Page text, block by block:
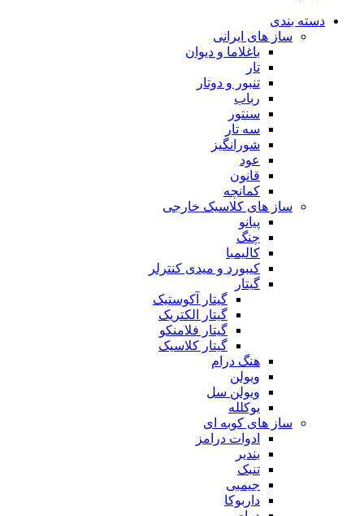
دسته بندی
ساز های ایرانی
باغلاما و دیوان
تار
تنبور و دوتار
رباب
سنتور
سه تار
شورانگیز
عود
قانون
کمانچه
ساز های کلاسیک خارجی
پیانو
چنگ
کالیمبا
کیبورد و میدی کنترلر
گیتار
گیتار آکوستیک
گیتار الکتریک
گیتار فلامنکو
گیتار کلاسیک
هنگ درام
ویولن
ویولن سل
یوکلله
ساز های کوبه ای
ادوات درامز
بندیر
تنبک
جیمبی
داربوکا